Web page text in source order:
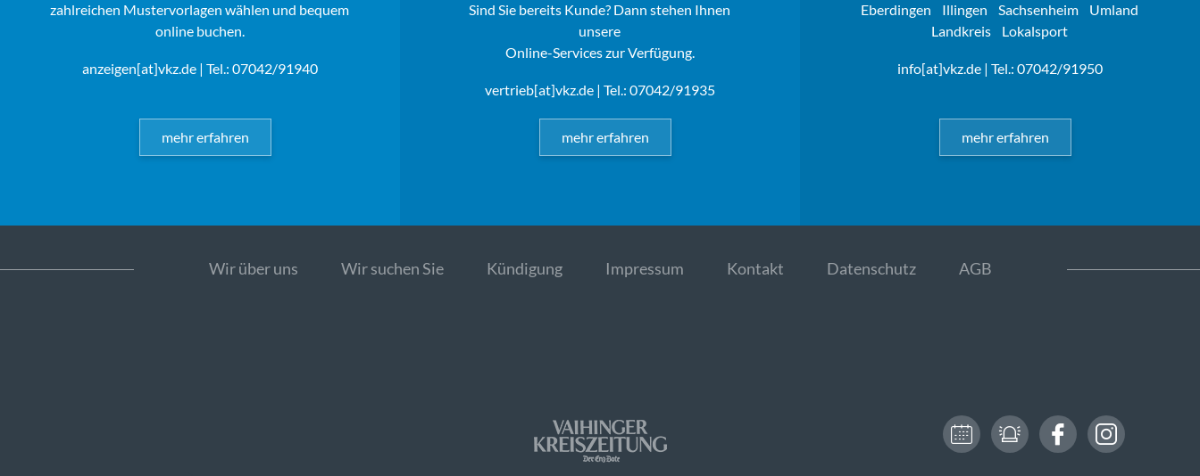
zahlreichen Mustervorlagen wählen und bequem
online buchen.
anzeigen[at]vkz.de| Tel.: 07042/91940
mehr erfahren
Sind Sie bereits Kunde? Dann stehen Ihnen
unsere
Online-Services zur Verfügung.
vertrieb[at]vkz.de| Tel.: 07042/91935
mehr erfahren
Eberdingen
Illingen Sachsenheim
Umland
Landkreis
Lokalsport
info[at]vkz.de| Tel.: 07042/91950
mehr erfahren
Wir über uns Wir suchen Sie Kündigung Impressum Kontakt Datenschutz AGB